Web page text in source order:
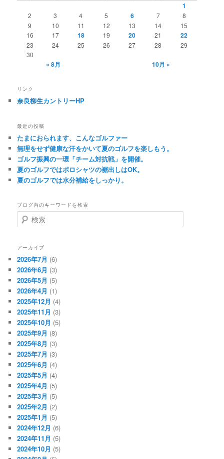
1
2 3 4 5 6 7
8
9
10 11 12 13 14
15
16
17 18 19 20 21 22
23 24 25 26 27 28
29
30
« 8月 10月 »
リンク
奈良柳生カントリーHP
最近の投稿
たまにおられます、こんなゴルファー
無理をせず健康な汗をかいて夏のゴルフを楽しもう。
ゴルフ振興の一環「チーム対抗戦」を開催。
夏のゴルフではポロシャツの裾出しはOK。
夏のゴルフでは水分補給をしっかり。
ブログ内のキーワードを検索
検
索
アーカイブ
2026年7月 (6)
2026年6月 (3)
2026年5月 (5)
2026年4月 (1)
2025年12月 (4)
2025年11月 (3)
2025年10月 (5)
2025年9月 (8)
2025年8月 (3)
2025年7月 (3)
2025年6月 (4)
2025年5月 (4)
2025年4月 (5)
2025年3月 (5)
2025年2月 (2)
2025年1月 (5)
2024年12月 (6)
2024年11月 (5)
2024年10月 (5)